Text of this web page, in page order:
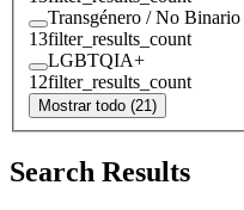
Transgénero / No Binario
13filter_results_count
LGBTQIA+
12filter_results_count
Mostrar todo (21)
Search Results